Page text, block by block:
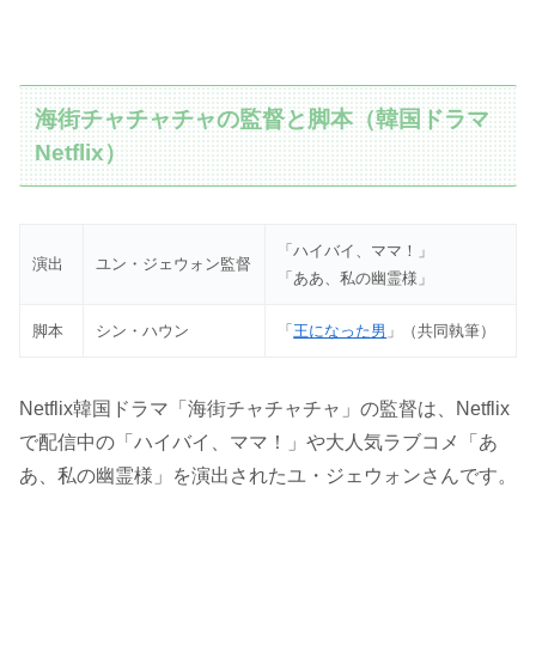
海街チャチャチャの監督と脚本（韓国ドラマ
Netflix）
演出 ユン・ジェウォン監督
「ハイバイ、ママ！」
「ああ、私の幽霊様」
脚本 シン・ハウン 「王になった男 」（共同執筆）
Netflix韓国ドラマ「海街チャチャチャ」の監督は、Netflix
で配信中の「ハイバイ、ママ！」や大人気ラブコメ「あ
あ、私の幽霊様」を演出されたユ・ジェウォンさんです。